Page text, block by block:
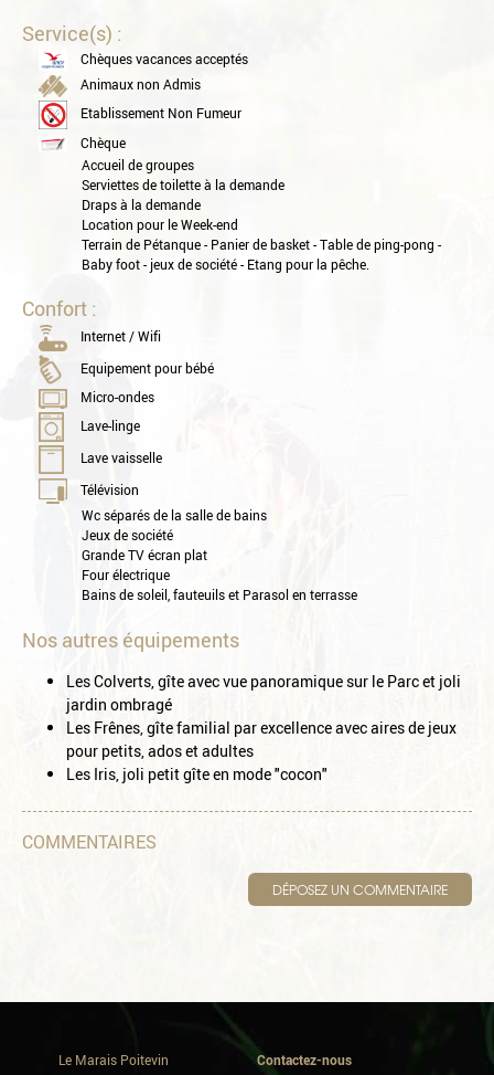
Service(s) :
Chèques vacances acceptés
Animaux non Admis
Etablissement Non Fumeur
Chèque
Accueil de groupes
Serviettes de toilette à la demande
Draps à la demande
Location pour le Week-end
Terrain de Pétanque - Panier de basket - Table de ping-pong -
Baby foot - jeux de société - Etang pour la pêche.
Confort :
Internet / Wifi
Equipement pour bébé
Micro-ondes
Lave-linge
Lave vaisselle
Télévision
Wc séparés de la salle de bains
Jeux de société
Grande TV écran plat
Four électrique
Bains de soleil, fauteuils et Parasol en terrasse
Nos autres équipements
Les Colverts, gîte avec vue panoramique sur le Parc et joli
jardin ombragé
Les Frênes, gîte familial par excellence avec aires de jeux
pour petits, ados et adultes
Les Iris, joli petit gîte en mode "cocon"
COMMENTAIRES
DÉPOSEZ UN COMMENTAIRE
Le Marais Poitevin
Contactez-nous